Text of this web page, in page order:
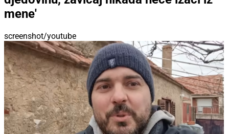
mene'
screenshot/youtube